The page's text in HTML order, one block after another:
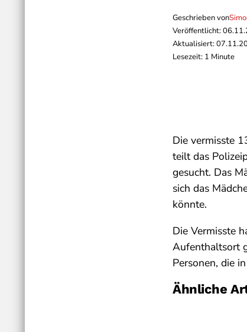
Geschrieben von
Veröffentlicht:
Aktualisiert:
Lesezeit: 1 Minute
Die vermisste
teilt das
gesucht. Das
sich das
könnte.
Die Vermisste
Aufenthaltsort
Personen, die
Ähnliche